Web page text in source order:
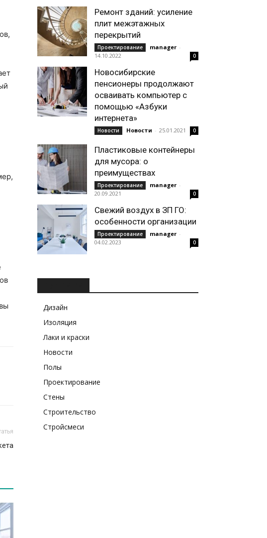
Ремонт зданий: усиление
плит межэтажных
перекрытий
Проектирование manager -
14.10.2022
0
Новосибирские
пенсионеры продолжают
осваивать компьютер с
помощью «Азбуки
интернета»
Новости Новости - 25.01.2021 0
Пластиковые контейнеры
для мусора: о
преимуществах
Проектирование manager -
20.09.2021
0
Свежий воздух в ЗП ГО:
особенности организации
Проектирование manager -
04.02.2023
0
Дизайн
Изоляция
Лаки и краски
Новости
Полы
Проектирование
Стены
Строительство
Стройсмеси